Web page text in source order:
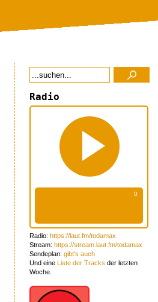
Radio
Radio: https://laut.fm/todamax
Stream: https://stream.laut.fm/todamax
Sendeplan: gibt's auch
Und eine Liste der Tracks der letzten
Woche.